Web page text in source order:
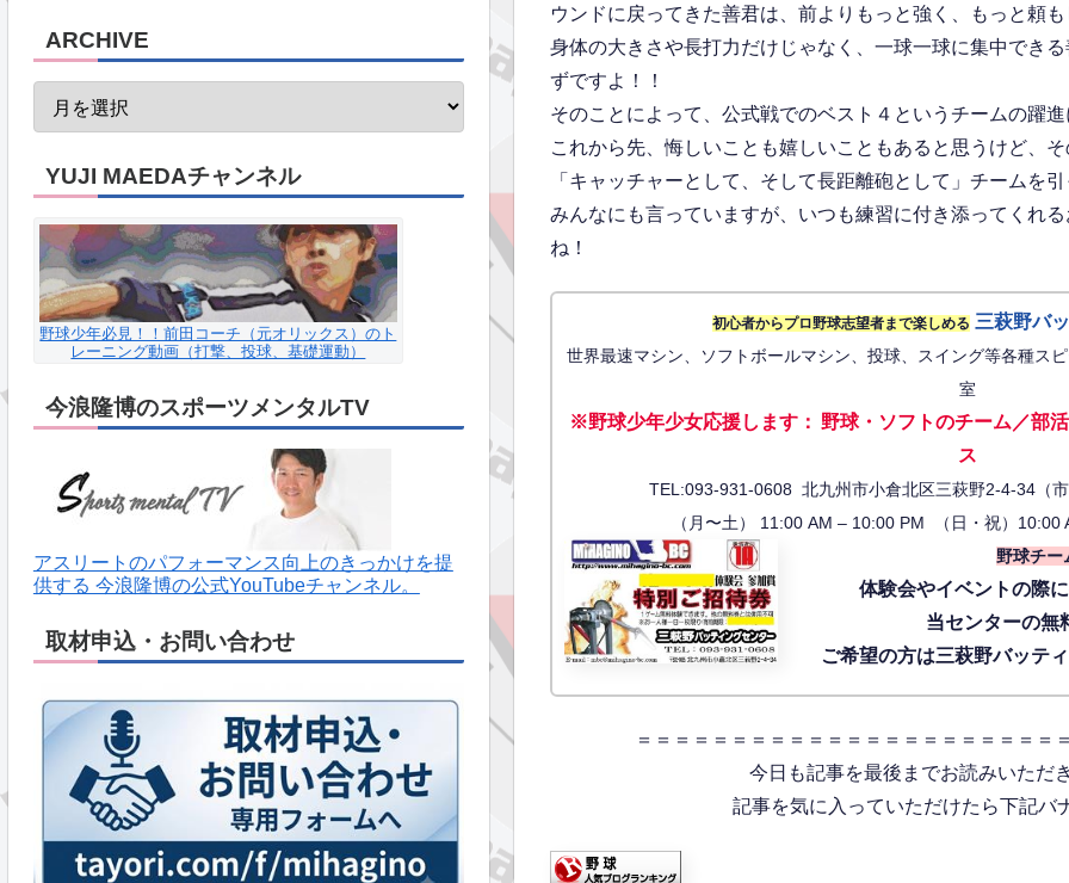
ウンドに戻ってきた善君は、前よりもっと強く、もっと頼
身体の大きさや長打力だけじゃなく、一球一球に集中でき
ずですよ！！
そのことによって、公式戦でのベスト４というチームの躍
これから先、悔しいことも嬉しいこともあると思うけど、
「キャッチャーとして、そして長距離砲として」チームを
みんなにも言っていますが、いつも練習に付き添ってくれ
ね！
初心者からプロ野球志望者まで楽しめる 三萩野バ
世界最速マシン、ソフトボールマシン、投球、スイング等各種ス
室
※野球少年少女応援します： 野球・ソフトのチーム／部
ス
TEL:093-931-0608 北九州市小倉北区三萩野2-4-34（市
（月〜土） 11:00 AM – 10:00 PM （日・祝）
野球チー
体験会やイベントの際
当センターの無
ご希望の方は三萩野バッテ
＝＝＝＝＝＝＝＝＝＝＝＝＝＝＝＝＝＝＝＝＝＝
今日も記事を最後までお読みいただ
記事を気に入っていただけたら下記バ
ARCHIVE
YUJI MAEDAチャンネル
野球少年必見！！前田コーチ（元オリックス）のト
レーニング動画（打撃、投球、基礎運動）
今浪隆博のスポーツメンタルTV
アスリートのパフォーマンス向上のきっかけを提
供する 今浪隆博の公式YouTubeチャンネル。
取材申込・お問い合わせ